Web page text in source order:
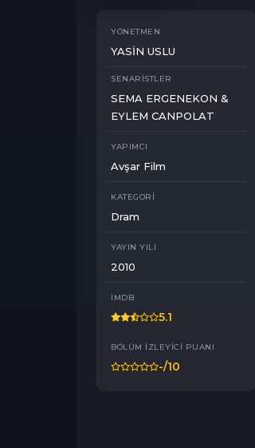
YÖNETMEN
YASİN USLU
SENARISTLER
SEMA ERGENEKON &
EYLEM CANPOLAT
YAPIMCI
Avşar Film
KATEGORI
Dram
YAYIN YILI
2010
IMDB
5.1
BÖLÜM İZLEYICI PUANI
-/10